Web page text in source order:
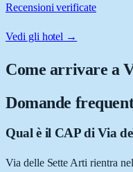
Recensioni verificate
Vedi gli hotel →
Come arrivare a
Domande
Qual è il CAP di Via
Via delle Sette Arti rientra